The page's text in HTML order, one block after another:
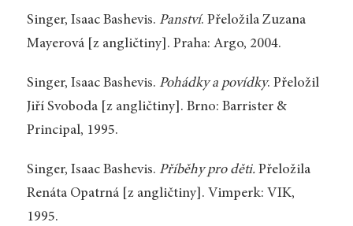
Singer, Isaac Bashevis. Panství. Přeložila Zuzana
Mayerová [z angličtiny]. Praha: Argo, 2004.
Singer, Isaac Bashevis. Pohádky a povídky. Přeložil
Jiří Svoboda [z angličtiny]. Brno: Barrister &
Principal, 1995.
Singer, Isaac Bashevis. Příběhy pro děti.Přeložila
Renáta Opatrná [z angličtiny]. Vimperk: VIK,
1995.